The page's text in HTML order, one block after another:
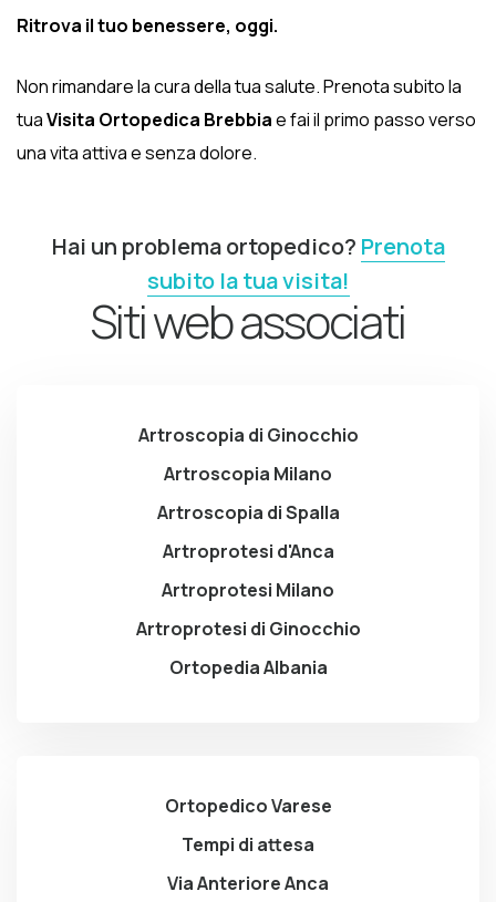
Ritrova il tuo benessere, oggi.
Non rimandare la cura della tua salute. Prenota subito la
tuaVisita Ortopedica Brebbiae fai il primo passo verso
una vita attiva e senza dolore.
Hai un problema ortopedico? Prenota
subito la tua visita!
Siti web associati
Artroscopia di Ginocchio
Artroscopia Milano
Artroscopia di Spalla
Artroprotesi d'Anca
Artroprotesi Milano
Artroprotesi di Ginocchio
Ortopedia Albania
Ortopedico Varese
Tempi di attesa
Via Anteriore Anca